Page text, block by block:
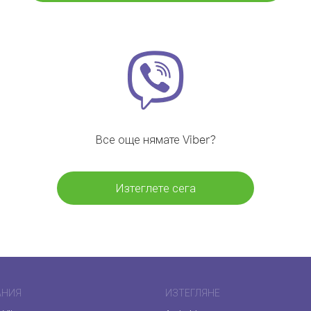
Все още нямате Viber?
Изтеглете сега
ИЗТЕГЛЯНЕ